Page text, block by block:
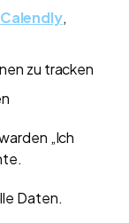
Calendly,
zu tracken
„Ich
Daten.